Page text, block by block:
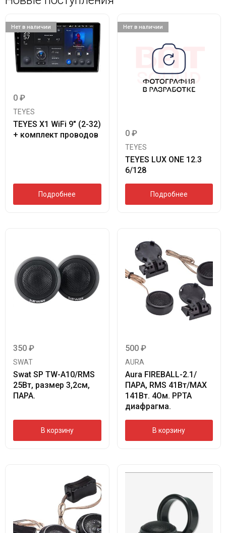
Нет в наличии
0 ₽
TEYES
TEYES X1 WiFi 9″ (2-32)
+ комплект проводов
Подробнее
Нет в наличии
0 ₽
TEYES
TEYES LUX ONE 12.3
6/128
Подробнее
350 ₽
SWAT
Swat SP TW-A10/RMS
25Вт, размер 3,2см,
ПАРА.
В корзину
500 ₽
AURA
Aura FIREBALL-2.1/
ПАРА, RMS 41Вт/МАХ
141Вт. 4Ом. РРТА
диафрагма.
В корзину